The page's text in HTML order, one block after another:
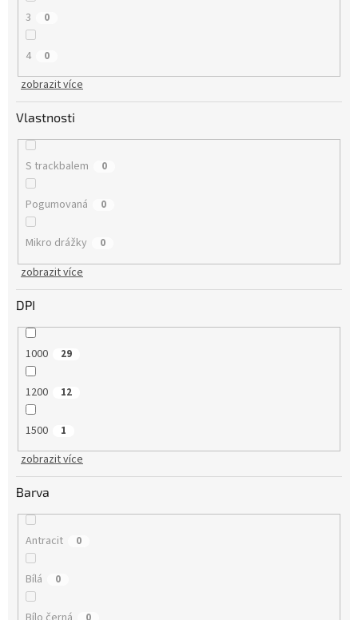
3 0
4 0
zobrazit více
Vlastnosti
S trackbalem 0
Pogumovaná 0
Mikro drážky 0
zobrazit více
DPI
1000 29
1200 12
1500 1
zobrazit více
Barva
Antracit 0
Bílá 0